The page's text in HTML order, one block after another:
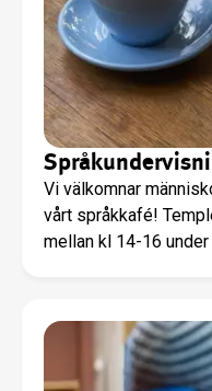
Vi välkomnar
vårt språkkafé!
mellan kl 14-16